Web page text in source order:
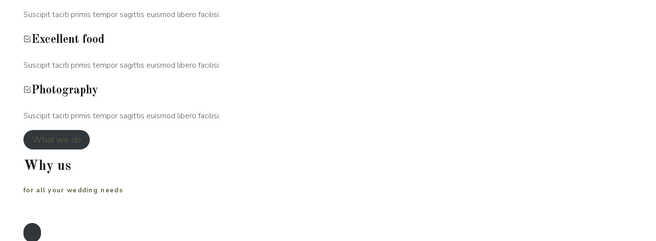
Suscipit taciti primis tempor sagittis euismod libero facilisi.
Excellent food
Suscipit taciti primis tempor sagittis euismod libero facilisi.
Photography
Suscipit taciti primis tempor sagittis euismod libero facilisi.
What we do
Why us
for all your wedding needs